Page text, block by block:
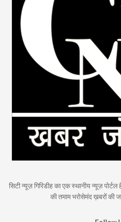
सिटी न्यूज़ गिरिडीह का एक स्थानीय न्यूज़
की तमाम भरोसेमंद ख़बरों की